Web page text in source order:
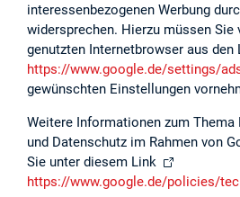
interessenbezogenen Werbung
widersprechen. Hierzu müssen Sie
genutzten Internetbrowser aus den
https://www.google.de/settings/
gewünschten Einstellungen
Weitere Informationen zum Thema
und Datenschutz im Rahmen von
Sie unter diesem Link
https://www.google.de/policies/